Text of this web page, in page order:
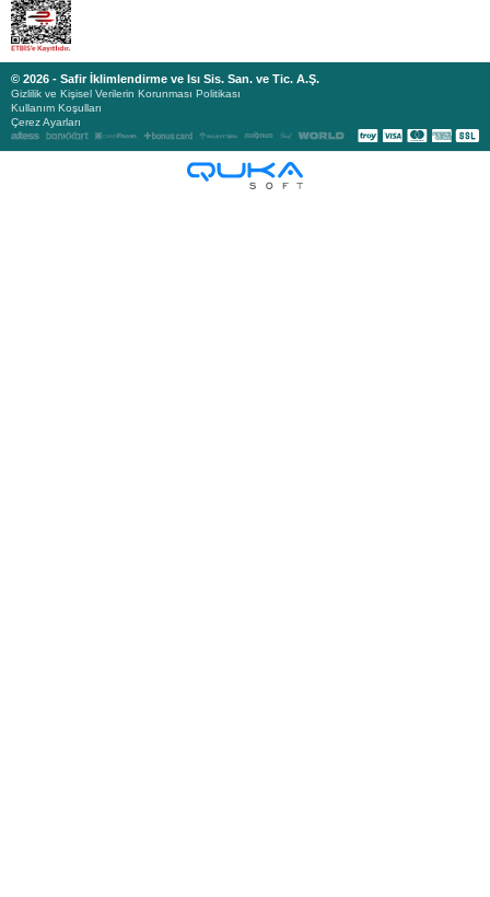
© 2026 - Safir İklimlendirme ve Isı Sis. San. ve Tic. A.Ş.
Gizlilik ve Kişisel Verilerin Korunması Politikası
Kullanım Koşulları
Çerez Ayarları